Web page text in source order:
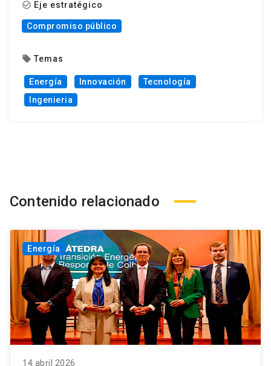
check_circle_outline Eje estratégico
Compromiso público
local_offer Temas
Energía Innovación
Tecnología
Ingenieria
Contenido relacionado
Energía
14 abril 2026